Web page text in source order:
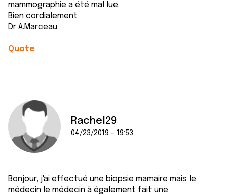
mammographie a été mal lue.
Bien cordialement
Dr A.Marceau
Quote
Rachel29
04/23/2019 - 19:53
Bonjour, j'ai effectué une biopsie mamaire mais le
médecin le médecin à également fait une